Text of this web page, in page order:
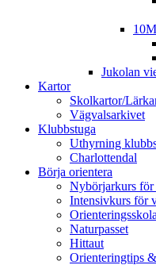
Jukolan
Kartor
Skolkartor/
Vägvalsarkivet
Klubbstuga
Uthyrning
Charlottendal
Börja orientera
Nybörjarkurs för
Intensivkurs för
Naturpasset
Hittaut
Orienteringtips